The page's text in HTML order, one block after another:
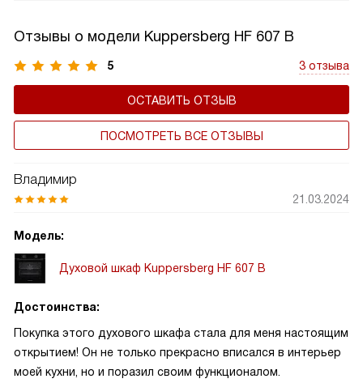
Отзывы о модели Kuppersberg HF 607 B
5 3 отзыва
ОСТАВИТЬ ОТЗЫВ
ПОСМОТРЕТЬ ВСЕ ОТЗЫВЫ
Владимир
21.03.2024
Модель:
Духовой шкаф Kuppersberg HF 607 B
Достоинства:
Покупка этого духового шкафа стала для меня настоящим
открытием! Он не только прекрасно вписался в интерьер
моей кухни, но и поразил своим функционалом.